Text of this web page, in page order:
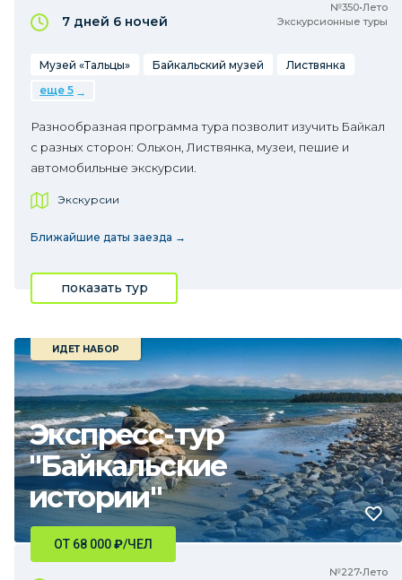
№350•Лето
Экскурсионные туры
7 дней 6 ночей
Музей «Тальцы» Байкальский музей
Листвянка
еще 5
Разнообразная программа тура позволит изучить Байкал
с разных сторон: Ольхон, Листвянка, музеи, пешие и
автомобильные экскурсии.
Экскурсии
Ближайшие даты заезда →
показать тур
Экспресс-тур
"Байкальские
истории"
ИДЕТ НАБОР
№227•Лето
ОТ 68 000₽/ЧЕЛ